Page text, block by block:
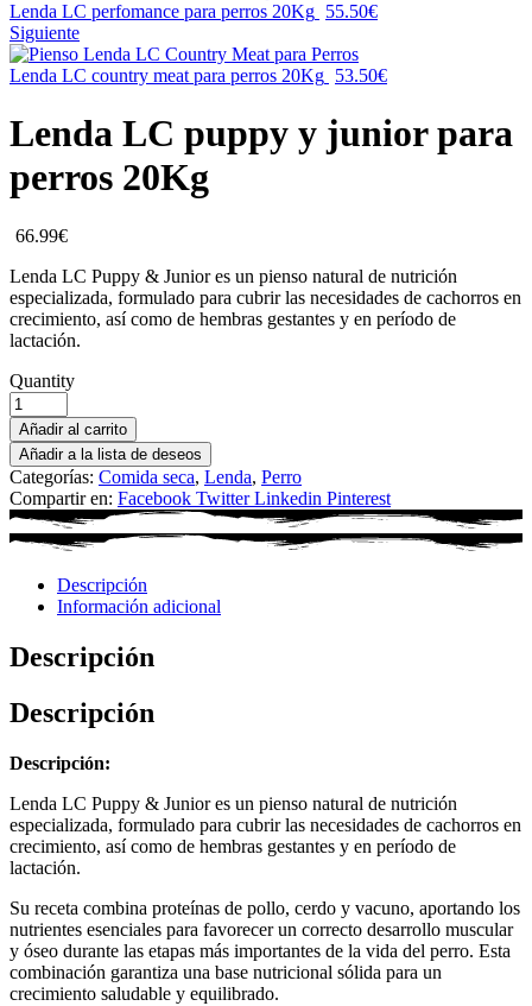
Lenda LC perfomance para perros 20Kg 55.50€
Siguiente
Lenda LC country meat para perros 20Kg 53.50€
Lenda LC puppy y junior para
perros 20Kg
66.99€
Lenda LC Puppy & Junior es un pienso natural de nutrición
especializada, formulado para cubrir las necesidades de cachorros en
crecimiento, así como de hembras gestantes y en período de
lactación.
Quantity
Añadir al carrito
Añadir a la lista de deseos
Categorías: Comida seca, Lenda, Perro
Compartir en: Facebook Twitter Linkedin Pinterest
Descripción
Información adicional
Descripción
Descripción
Descripción:
Lenda LC Puppy & Junior es un pienso natural de nutrición
especializada, formulado para cubrir las necesidades de cachorros en
crecimiento, así como de hembras gestantes y en período de
lactación.
Su receta combina proteínas de pollo, cerdo y vacuno, aportando los
nutrientes esenciales para favorecer un correcto desarrollo muscular
y óseo durante las etapas más importantes de la vida del perro. Esta
combinación garantiza una base nutricional sólida para un
crecimiento saludable y equilibrado.